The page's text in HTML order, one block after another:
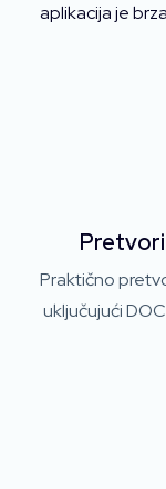
aplikacija je
Praktično
uključujući